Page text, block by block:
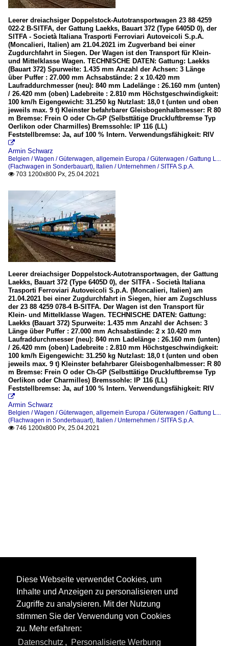
Leerer dreiachsiger Doppelstock-Autotransportwagen 23 88 4259
022-2 B-SITFA, der Gattung Laekks, Bauart 372 (Type 6405D 0), der
SITFA - Società Italiana Trasporti Ferroviari Autoveicoli S.p.A.
(Moncalieri, Italien) am 21.04.2021 im Zugverband bei einer
Zugdurchfahrt in Siegen. Der Wagen ist den Transport für Klein-
und Mittelklasse Wagen. TECHNISCHE DATEN: Gattung: Laekks
(Bauart 372) Spurweite: 1.435 mm Anzahl der Achsen: 3 Länge
über Puffer : 27.000 mm Achsabstände: 2 x 10.420 mm
Laufraddurchmesser (neu): 840 mm Ladelänge : 26.160 mm (unten)
/ 26.420 mm (oben) Ladebreite : 2.810 mm Höchstgeschwindigkeit:
100 km/h Eigengewicht: 31.250 kg Nutzlast: 18,0 t (unten und oben
jeweils max. 9 t) Kleinster befahrbarer Gleisbogenhalbmesser: R 80
m Bremse: Frein O oder Ch-GP (Selbsttätige Druckluftbremse Typ
Oerlikon oder Charmilles) Bremssohle: IP 116 (LL)
Feststellbremse: Ja, auf 100 % Intern. Verwendungsfähigkeit: RIV

Armin Schwarz
Belgien / Wagen / Güterwagen, allgemein Europa / Güterwagen / Gattung L...
(Flachwagen in Sonderbauart), Italien / Unternehmen / SITFA S.p.A.
 703 1200x800 Px, 25.04.2021
Leerer dreiachsiger Doppelstock-Autotransportwagen, der Gattung
Laekks, Bauart 372 (Type 6405D 0), der SITFA - Società Italiana
Trasporti Ferroviari Autoveicoli S.p.A. (Moncalieri, Italien) am
21.04.2021 bei einer Zugdurchfahrt in Siegen, hier am Zugschluss
der 23 88 4259 078-4 B-SITFA. Der Wagen ist den Transport für
Klein- und Mittelklasse Wagen. TECHNISCHE DATEN: Gattung:
Laekks (Bauart 372) Spurweite: 1.435 mm Anzahl der Achsen: 3
Länge über Puffer : 27.000 mm Achsabstände: 2 x 10.420 mm
Laufraddurchmesser (neu): 840 mm Ladelänge : 26.160 mm (unten)
/ 26.420 mm (oben) Ladebreite : 2.810 mm Höchstgeschwindigkeit:
100 km/h Eigengewicht: 31.250 kg Nutzlast: 18,0 t (unten und oben
jeweils max. 9 t) Kleinster befahrbarer Gleisbogenhalbmesser: R 80
m Bremse: Frein O oder Ch-GP (Selbsttätige Druckluftbremse Typ
Oerlikon oder Charmilles) Bremssohle: IP 116 (LL)
Feststellbremse: Ja, auf 100 % Intern. Verwendungsfähigkeit: RIV

Armin Schwarz
Belgien / Wagen / Güterwagen, allgemein Europa / Güterwagen / Gattung L...
(Flachwagen in Sonderbauart), Italien / Unternehmen / SITFA S.p.A.
 746 1200x800 Px, 25.04.2021
Diese Webseite verwendet Cookies, um
Inhalte und Anzeigen zu personalisieren und
Zugriffe zu analysieren. Mit der Nutzung
stimmen Sie der Verwendung von Cookies
zu. Mehr erfahren:
Datenschutz , Personalisierte Werbung